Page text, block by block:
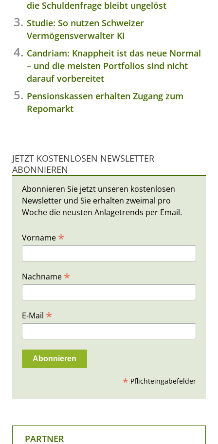
die Schuldenfrage bleibt ungelöst
Studie: So nutzen Schweizer
Vermögensverwalter KI
Candriam: Knappheit ist das neue Normal
– und die meisten Portfolios sind nicht
darauf vorbereitet
Pensionskassen erhalten Zugang zum
Repomarkt
JETZT KOSTENLOSEN NEWSLETTER
ABONNIEREN
Abonnieren Sie jetzt unseren kostenlosen
Newsletter und Sie erhalten zweimal pro
Woche die neusten Anlagetrends per Email.
Vorname *
Nachname *
E-Mail *
* Pflichteingabefelder
PARTNER